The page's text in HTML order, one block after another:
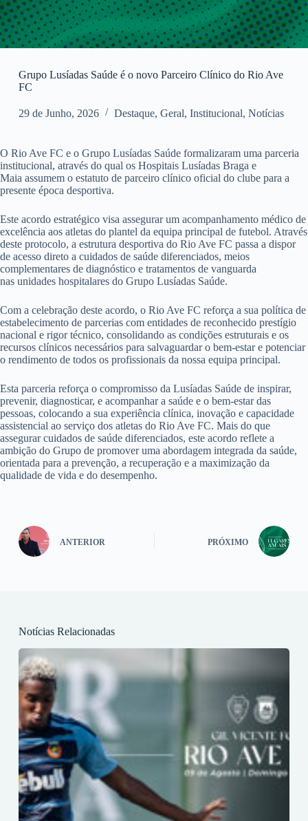
Grupo Lusíadas Saúde é o novo Parceiro Clínico do Rio Ave
FC
29 de Junho, 2026 Destaque, Geral, Institucional, Notícias
O Rio Ave FC e o Grupo Lusíadas Saúde formalizaram uma parceria
institucional, através do qual os Hospitais Lusíadas Braga e
Maia assumem o estatuto de parceiro clínico oficial do clube para a
presente época desportiva.
Este acordo estratégico visa assegurar um acompanhamento médico de
excelência aos atletas do plantel da equipa principal de futebol. Através
deste protocolo, a estrutura desportiva do Rio Ave FC passa a dispor
de acesso direto a cuidados de saúde diferenciados, meios
complementares de diagnóstico e tratamentos de vanguarda
nas unidades hospitalares do Grupo Lusíadas Saúde.
Com a celebração deste acordo, o Rio Ave FC reforça a sua política de
estabelecimento de parcerias com entidades de reconhecido prestígio
nacional e rigor técnico, consolidando as condições estruturais e os
recursos clínicos necessários para salvaguardar o bem-estar e potenciar
o rendimento de todos os profissionais da nossa equipa principal.
Esta parceria reforça o compromisso da Lusíadas Saúde de inspirar,
prevenir, diagnosticar, e acompanhar a saúde e o bem-estar das
pessoas, colocando a sua experiência clínica, inovação e capacidade
assistencial ao serviço dos atletas do Rio Ave FC. Mais do que
assegurar cuidados de saúde diferenciados, este acordo reflete a
ambição do Grupo de promover uma abordagem integrada da saúde,
orientada para a prevenção, a recuperação e a maximização da
qualidade de vida e do desempenho.
ANTERIOR PRÓXIMO
Notícias Relacionadas